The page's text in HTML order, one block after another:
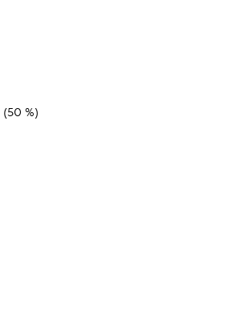
(50 %)